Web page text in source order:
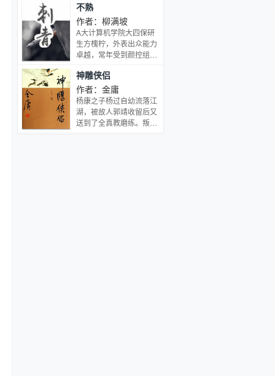
键盘上的纤纤玉手和她镇
定自若的气势！！！囧掉
了吧？同是网游高手的贝
微微，彼时彼刻正在电脑
前有条不紊地指挥着帮
胜强的辉煌战役，完全没
意识到爱神小天使近在己
侧……随后，篮球游泳全
能优等生与游戏公司老板
等身份的肖奈大神开始了
网上网下全方位地捕猎美
不熟
作者：柳满坡
A大计算机学院大四保研
生方槐柠，外表出众能力
卓越，常年受到颜控组织
冷，油盐不进，撩骚难度
十级。不知名大学外语系
逃课生栗亭，好斗抠门独
来独往，人际关系网常年
欠费黑名单资深会员，脾
神雕侠侣
作者：金庸
杨康之子杨过自幼流落江
湖，被故人郭靖收留后又
送到了全真教磨练。叛逆